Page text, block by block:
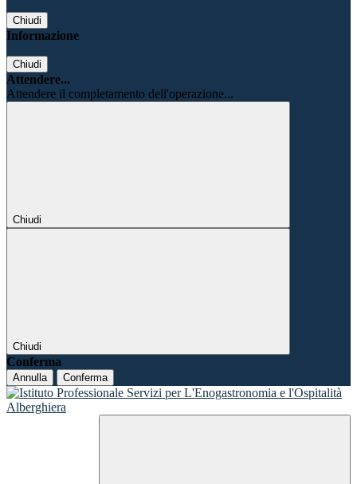
Chiudi
Informazione
Chiudi
Attendere...
Attendere il completamento dell'operazione...
Chiudi
Chiudi
Conferma
Annulla Conferma